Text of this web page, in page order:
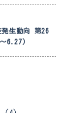
発生動向 第26
6.27）